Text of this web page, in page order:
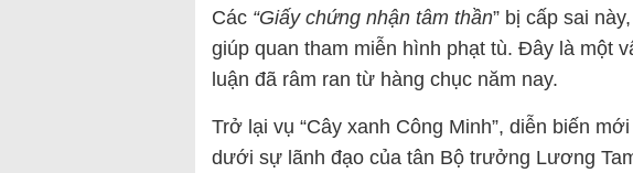
Các “Giấy chứng nhận tâm thần” bị cấp sai
giúp quan tham miễn hình phạt tù. Đây là một
luận đã râm ran từ hàng chục năm nay.
Trở lại vụ “Cây xanh Công Minh”, diễn biến
dưới sự lãnh đạo của tân Bộ trưởng Lương